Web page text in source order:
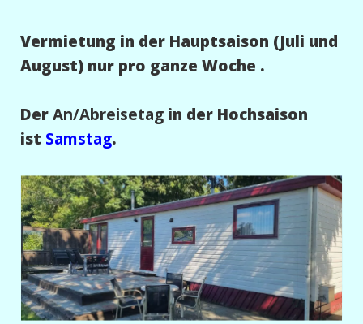
Vermietung in der Hauptsaison (Juli und
August) nur pro ganze Woche .
DerAn/Abreisetag in der Hochsaison
ist Samstag.